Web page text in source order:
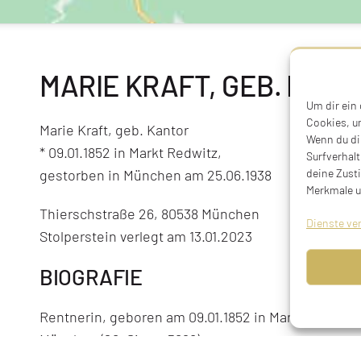
Um dir ein
Cookies,
Wenn du
deine
Merkmale
Dienste
MARIE KRAFT, GEB.
Marie Kraft, geb. Kantor
* 09.01.1852 in Markt Redwitz,
gestorben in München am 25.06.1938
Thierschstraße 26, 80538 München
Stolperstein verlegt am 13.01.2023
BIOGRAFIE
Rentnerin, geboren am 09.01.1852 in Markt
München (26. Siwan 5698)